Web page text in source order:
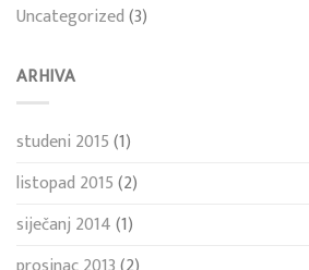
Uncategorized(3)
ARHIVA
studeni 2015(1)
listopad 2015(2)
siječanj 2014(1)